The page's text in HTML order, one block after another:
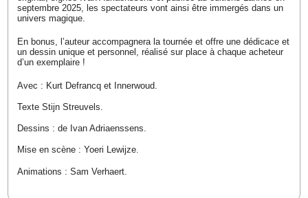
septembre 2025, les spectateurs vont ainsi être immergés dans un
univers magique.
En bonus, l’auteur accompagnera la tournée et offre une dédicace et
un dessin unique et personnel, réalisé sur place à chaque acheteur
d’un exemplaire !
Avec : Kurt Defrancq et Innerwoud.
Texte Stijn Streuvels.
Dessins : de Ivan Adriaenssens.
Mise en scène : Yoeri Lewijze.
Animations : Sam Verhaert.